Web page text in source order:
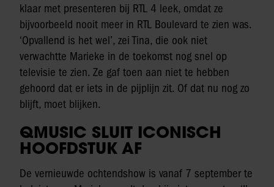
klaar met presenteren bij RTL 4 leek, omdat ze
bijvoorbeeld nooit meer in RTL Boulevard te zien was.
‘Opvallend is het wel’, zei Tina, die ook niet
verwachtte Marieke in de toekomst nog snel op
televisie te zien. Ze gaf toen aan niet te hebben
gehoord dat er iets in de pijplijn zit. Of dat nu nog zo
blijft, moet blijken.
QMUSIC SLUIT ICONISCH
HOOFDSTUK AF
De vernieuwde ochtendshow is vanaf 7 september te